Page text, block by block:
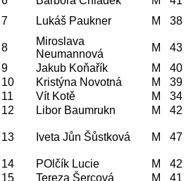
7
Lukáš Paukner M 38
8
Miroslava
Neumannová
M 43
9
Jakub Koňařík M 40
10
Kristýna Novotná M 39
11
Vít Kotě M 34
12
Libor Baumrukn M 42
13 Iveta Jůn Šůstková M 47
14 POlčík Lucie M 42
15
Tereza Šercová M 41